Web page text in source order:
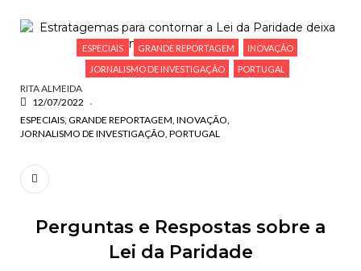
ESCREVA O QUE PROCURA E PRIMA ENTER
ESPECIAIS GRANDE REPORTAGEM
INOVAÇÃO
JORNALISMO DE INVESTIGAÇÃO
PORTUGAL
RITA ALMEIDA
12/07/2022
ESPECIAIS GRANDE REPORTAGEM INOVAÇÃO
JORNALISMO DE INVESTIGAÇÃO PORTUGAL
Perguntas e Respostas sobre a
Lei da Paridade